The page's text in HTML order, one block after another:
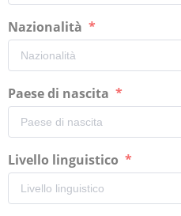
Nazionalità
Paese di nascita
Livello linguistico